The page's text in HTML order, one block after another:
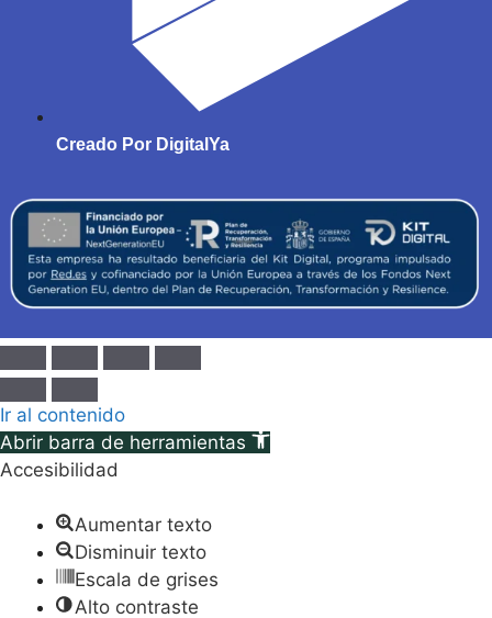
Creado Por DigitalYa
Ir al contenido
Abrir barra de herramientas
Accesibilidad
Aumentar texto
Disminuir texto
Escala de grises
Alto contraste